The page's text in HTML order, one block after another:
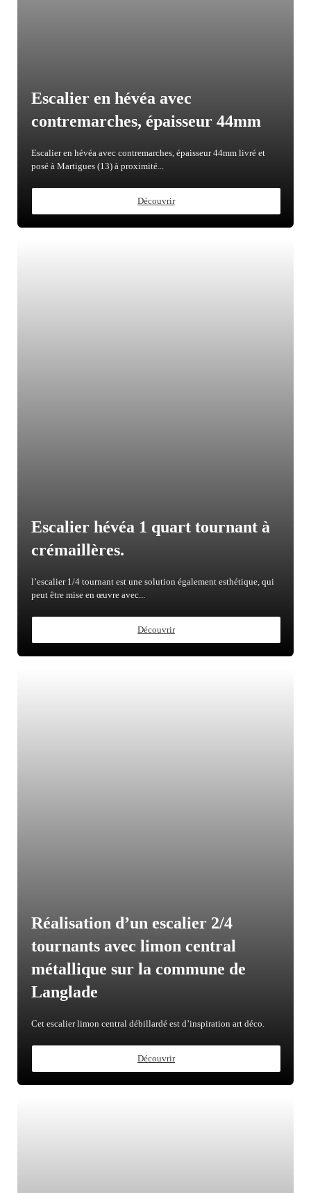
Escalier en hévéa avec
contremarches, épaisseur 44mm
Escalier en hévéa avec contremarches, épaisseur 44mm livré et
posé à Martigues (13) à proximité...
Découvrir
Escalier hévéa 1 quart tournant à
crémaillères.
l’escalier 1/4 tournant est une solution également esthétique, qui
peut être mise en œuvre avec...
Découvrir
Réalisation d’un escalier 2/4
tournants avec limon central
métallique sur la commune de
Langlade
Cet escalier limon central débillardé est d’inspiration art déco.
Découvrir